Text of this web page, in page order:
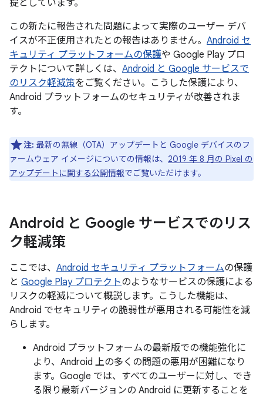
提としています。
この新たに報告された問題によって実際のユーザー デバ
イスが不正使用されたとの報告はありません。 Android セ
キュリティ プラットフォームの保護や Google Play プロ
テクトについて詳しくは、 Android と Google サービスで
のリスク軽減策をご覧ください。こうした保護により、
Android プラットフォームのセキュリティが改善されま
す。
注: 最新の無線（OTA）アップデートと Google デバイスのフ
ァームウェア イメージについての情報は、 2019 年 8 月の Pixel の
アップデートに関する公開情報でご覧いただけます。
Android と Google サービスでのリス
ク軽減策
ここでは、 Android セキュリティ プラットフォームの保護
と Google Play プロテクトのようなサービスの保護による
リスクの軽減について概説します。こうした機能は、
Android でセキュリティの脆弱性が悪用される可能性を減
らします。
Android プラットフォームの最新版での機能強化に
より、Android 上の多くの問題の悪用が困難になり
ます。Google では、すべてのユーザーに対し、でき
る限り最新バージョンの Android に更新することを